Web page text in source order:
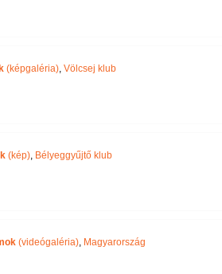
(képgaléria), Völcsej klub
(kép), Bélyeggyűjtő klub
(videógaléria), Magyarország